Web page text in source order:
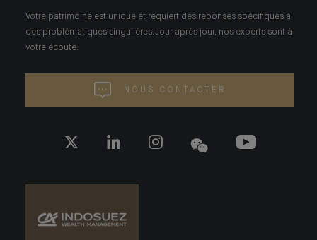
Votre patrimoine est unique et requiert des réponses spécifiques à
des problématiques singulières. Jour après jour, nos experts sont à
votre écoute.
NOUS CONTACTER